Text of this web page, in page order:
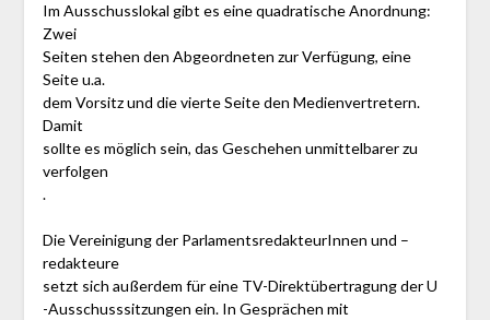
Im Ausschusslokal gibt es eine quadratische Anordnung:
Zwei
Seiten stehen den Abgeordneten zur Verfügung, eine
Seite u.a.
dem Vorsitz und die vierte Seite den Medienvertretern.
Damit
sollte es möglich sein, das Geschehen unmittelbarer zu
verfolgen
.
Die Vereinigung der ParlamentsredakteurInnen und –
redakteure
setzt sich außerdem für eine TV-Direktübertragung der U
-Ausschusssitzungen ein. In Gesprächen mit